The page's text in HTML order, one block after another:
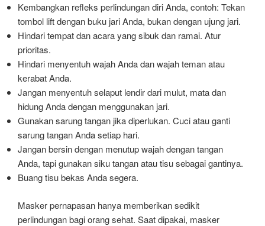
Kembangkan refleks perlindungan diri Anda, contoh: Tekan
tombol lift dengan buku jari Anda, bukan dengan ujung jari.
Hindari tempat dan acara yang sibuk dan ramai. Atur
prioritas.
Hindari menyentuh wajah Anda dan wajah teman atau
kerabat Anda.
Jangan menyentuh selaput lendir dari mulut, mata dan
hidung Anda dengan menggunakan jari.
Gunakan sarung tangan jika diperlukan. Cuci atau ganti
sarung tangan Anda setiap hari.
Jangan bersin dengan menutup wajah dengan tangan
Anda, tapi gunakan siku tangan atau tisu sebagai gantinya.
Buang tisu bekas Anda segera.
Masker pernapasan hanya memberikan sedikit
perlindungan bagi orang sehat. Saat dipakai, masker